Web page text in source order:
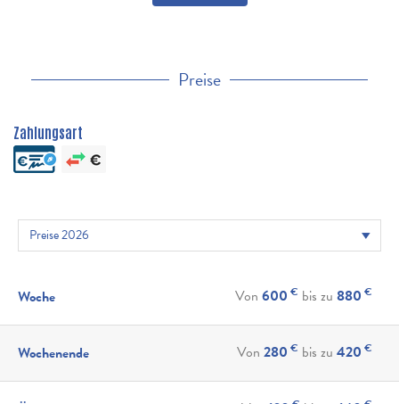
Preise
Zahlungsart
Woche Von 600 € bis zu 880 €
Wochenende Von 280 € bis zu 420 €